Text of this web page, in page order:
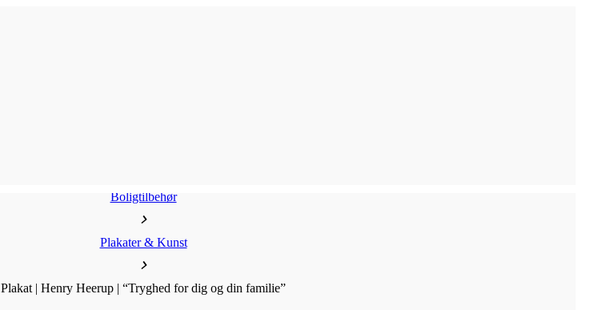
Boligtilbehør
Plakater & Kunst
Plakat | Henry Heerup | “Tryghed for dig og din familie”